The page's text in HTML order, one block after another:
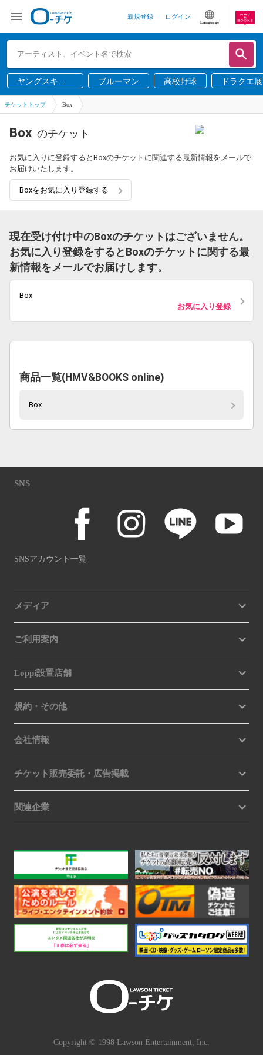
新規登録 ログイン
Language
ヤングスキニ
ー
ブルーマン 高校野球 ドラクエ展
チケットトップ Box
Box のチケット
お気に入りに登録するとBoxのチケットに関連する最新情報をメールで
お届けいたします。
Boxをお気に入り登録する
現在受け付け中のBoxのチケットはございません。
お気に入り登録をするとBoxのチケットに関する最
新情報をメールでお届けします。
Box
お気に入り登録
商品一覧(HMV&BOOKS online)
Box
SNS
SNSアカウント一覧
メディア
ご利用案内
Loppi設置店舗
規約・その他
会社情報
チケット販売委託・広告掲載
関連企業
Copyright © 1998 Lawson Entertainment, Inc.